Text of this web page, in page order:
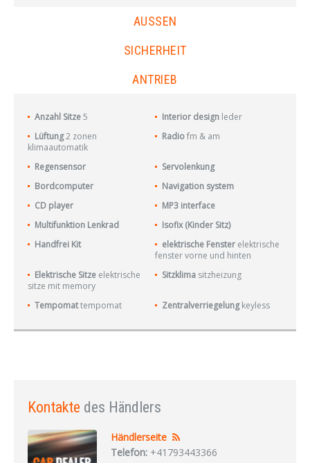
AUSSEN
SICHERHEIT
ANTRIEB
Anzahl Sitze 5 Interior design leder
Lüftung 2 zonen
klimaautomatik
Radio fm & am
Regensensor
Servolenkung
Bordcomputer
Navigation system
CD player
MP3 interface
Multifunktion Lenkrad
Isofix (Kinder Sitz)
Handfrei Kit
elektrische Fenster elektrische
fenster vorne und hinten
Elektrische Sitze elektrische
sitze mit memory
Sitzklima sitzheizung
Tempomat tempomat Zentralverriegelung keyless
Kontakte des Händlers
Händlerseite
Telefon: +41793443366